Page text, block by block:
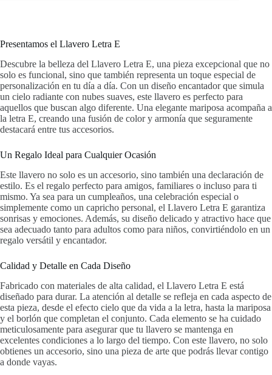
Presentamos el Llavero Letra E
Descubre la belleza del Llavero Letra E, una pieza excepcional que no
solo es funcional, sino que también representa un toque especial de
personalización en tu día a día. Con un diseño encantador que simula
un cielo radiante con nubes suaves, este llavero es perfecto para
aquellos que buscan algo diferente. Una elegante mariposa acompaña a
la letra E, creando una fusión de color y armonía que seguramente
destacará entre tus accesorios.
Un Regalo Ideal para Cualquier Ocasión
Este llavero no solo es un accesorio, sino también una declaración de
estilo. Es el regalo perfecto para amigos, familiares o incluso para ti
mismo. Ya sea para un cumpleaños, una celebración especial o
simplemente como un capricho personal, el Llavero Letra E garantiza
sonrisas y emociones. Además, su diseño delicado y atractivo hace que
sea adecuado tanto para adultos como para niños, convirtiéndolo en un
regalo versátil y encantador.
Calidad y Detalle en Cada Diseño
Fabricado con materiales de alta calidad, el Llavero Letra E está
diseñado para durar. La atención al detalle se refleja en cada aspecto de
esta pieza, desde el efecto cielo que da vida a la letra, hasta la mariposa
y el borlón que completan el conjunto. Cada elemento se ha cuidado
meticulosamente para asegurar que tu llavero se mantenga en
excelentes condiciones a lo largo del tiempo. Con este llavero, no solo
obtienes un accesorio, sino una pieza de arte que podrás llevar contigo
a donde vayas.